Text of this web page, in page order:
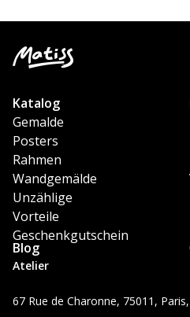
Atelier
67 Rue de Charonne, 75011,
Katalog
Gemalde
Posters
Rahmen
Wandgemälde
Unzählige
Vorteile
Geschenkgutschein
Blog